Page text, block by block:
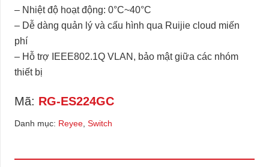
– Nhiệt độ hoạt động: 0°C~40°C
– Dễ dàng quản lý và cấu hình qua Ruijie cloud miến
phí
– Hỗ trợ IEEE802.1Q VLAN, bảo mật giữa các nhóm
thiết bị
Mã: RG-ES224GC
Danh mục: Reyee Switch